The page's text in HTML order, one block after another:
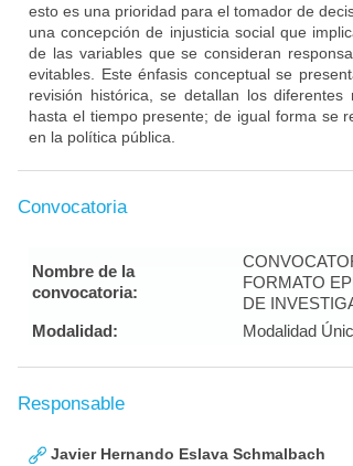
esto es una prioridad para el tomador de
una concepción de injusticia social que
de las variables que se consideran
evitables. Este énfasis conceptual se
revisión histórica, se detallan los
hasta el tiempo presente; de igual forma se
en la política pública.
Convocatoria
Nombre de la
convocatoria:
FORMATO
DE
Modalidad:
Modalidad
Responsable
Javier Hernando Eslava Schmalbach